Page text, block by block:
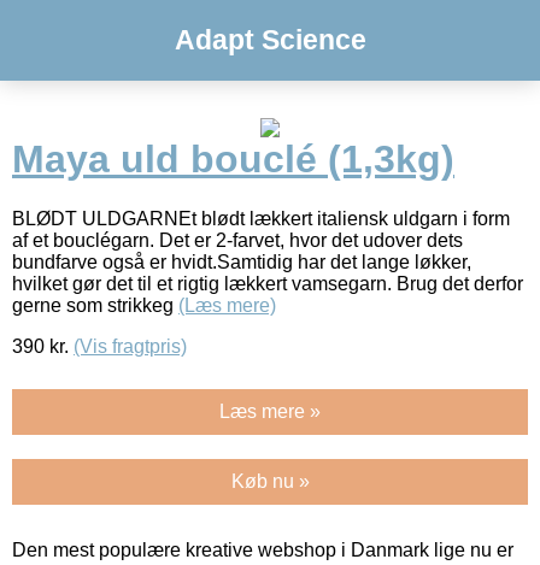
Adapt Science
Maya uld bouclé (1,3kg)
BLØDT ULDGARNEt blødt lækkert italiensk uldgarn i form
af et bouclégarn. Det er 2-farvet, hvor det udover dets
bundfarve også er hvidt.Samtidig har det lange løkker,
hvilket gør det til et rigtig lækkert vamsegarn. Brug det derfor
gerne som strikkeg (Læs mere)
390 kr. (Vis fragtpris)
Læs mere »
Køb nu »
Den mest populære kreative webshop i Danmark lige nu er